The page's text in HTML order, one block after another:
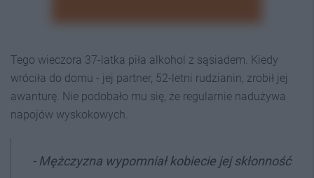
Tego wieczora 37-latka piła alkohol z sąsiadem. Kiedy
wróciła do domu - jej partner, 52-letni rudzianin, zrobił jej
awanturę. Nie podobało mu się, że regularnie nadużywa
napojów wyskokowych.
- Mężczyzna wypomniał kobiecie jej skłonność